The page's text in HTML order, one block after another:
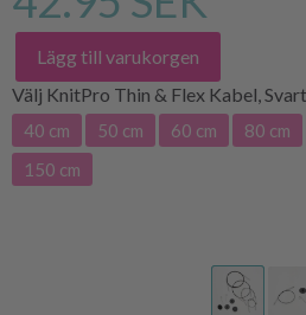
Lägg till varukorgen
Välj KnitPro Thin & Flex Kabel,
40 cm 50 cm 60 cm 80 cm
150 cm